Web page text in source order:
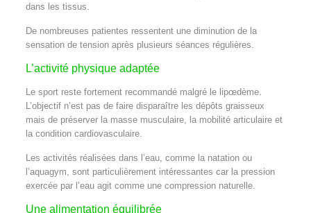
dans les tissus.
De nombreuses patientes ressentent une diminution de la
sensation de tension après plusieurs séances régulières.
L’activité physique adaptée
Le sport reste fortement recommandé malgré le lipœdème.
L’objectif n’est pas de faire disparaître les dépôts graisseux
mais de préserver la masse musculaire, la mobilité articulaire et
la condition cardiovasculaire.
Les activités réalisées dans l’eau, comme la natation ou
l’aquagym, sont particulièrement intéressantes car la pression
exercée par l’eau agit comme une compression naturelle.
Une alimentation équilibrée